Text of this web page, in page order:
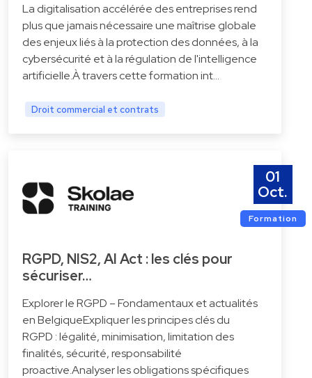
La digitalisation accélérée des entreprises rend
plus que jamais nécessaire une maîtrise globale
des enjeux liés à la protection des données, à la
cybersécurité et à la régulation de l'intelligence
artificielle.À travers cette formation int…
Droit commercial et contrats
01
Oct.
Formation
RGPD, NIS2, AI Act : les clés pour
sécuriser…
Explorer le RGPD – Fondamentaux et actualités
en BelgiqueExpliquer les principes clés du
RGPD : légalité, minimisation, limitation des
finalités, sécurité, responsabilité
proactive.Analyser les obligations spécifiques